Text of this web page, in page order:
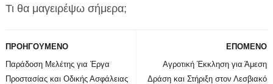
Τι θα μαγειρέψω σήμερα;
ΕΠΟΜΕΝΟ
Αγροτική Έκκληση για Άμεση
Δράση και Στήριξη στον Λεσβιακό
ΠΡΟΗΓΟΥΜΕΝΟ
Παράδοση Μελέτης για Έργα
Προστασίας και Οδικής Ασφάλειας